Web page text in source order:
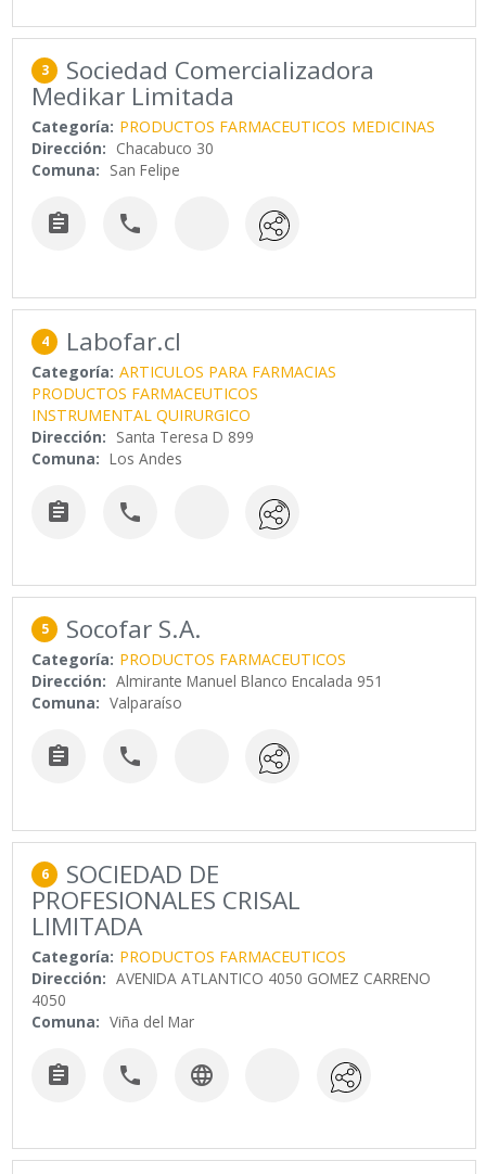
3 Sociedad Comercializadora
Medikar Limitada
Categoría: PRODUCTOS FARMACEUTICOS MEDICINAS
Dirección: Chacabuco 30
Comuna: San Felipe
 
4 Labofar.cl
Categoría: ARTICULOS PARA FARMACIAS
PRODUCTOS FARMACEUTICOS
INSTRUMENTAL QUIRURGICO
Dirección: Santa Teresa D 899
Comuna: Los Andes
 
5 Socofar S.A.
Categoría: PRODUCTOS FARMACEUTICOS
Dirección: Almirante Manuel Blanco Encalada 951
Comuna: Valparaíso
 
6 SOCIEDAD DE
PROFESIONALES CRISAL
LIMITADA
Categoría: PRODUCTOS FARMACEUTICOS
Dirección: AVENIDA ATLANTICO 4050 GOMEZ CARRENO
4050
Comuna: Viña del Mar
  